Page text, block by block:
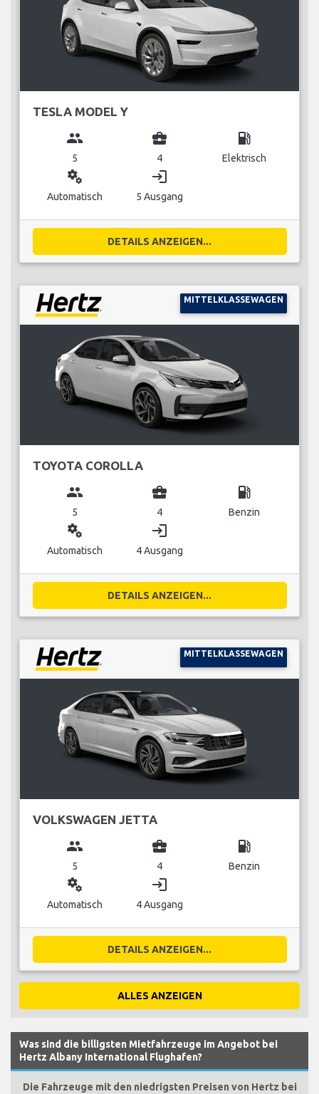
TESLA MODEL Y
group
5
business_center
4
local_gas_station
Elektrisch
miscellaneous_services
Automatisch
login
5 Ausgang
DETAILS ANZEIGEN...
MITTELKLASSEWAGEN
TOYOTA COROLLA
group
5
business_center
4
local_gas_station
Benzin
miscellaneous_services
Automatisch
login
4 Ausgang
DETAILS ANZEIGEN...
MITTELKLASSEWAGEN
VOLKSWAGEN JETTA
group
5
business_center
4
local_gas_station
Benzin
miscellaneous_services
Automatisch
login
4 Ausgang
DETAILS ANZEIGEN...
ALLES ANZEIGEN
Was sind die billigsten Mietfahrzeuge im Angebot bei
Hertz Albany International Flughafen?
Die Fahrzeuge mit den niedrigsten Preisen von Hertz bei